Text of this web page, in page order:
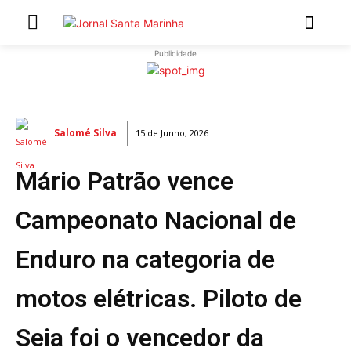
ARTIGOS DE OPINIÃO
Secções
MARCHAS POPULARES DE SÃO JOÃO 2026
NATAL NAS FREGUESIAS
ATUALIDADE
REGIÃO
SOCIEDADE
Publicidade
Salomé Silva 15 de Junho, 2026
Mário Patrão vence
Campeonato Nacional de
Enduro na categoria de
motos elétricas. Piloto de
Seia foi o vencedor da